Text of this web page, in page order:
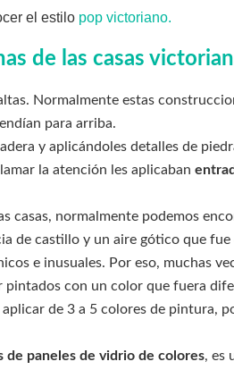
el estilo pop victoriano.
de las casas
Normalmente estas
para arriba.
y aplicándoles detalles de
la atención les aplicaban
casas, normalmente podemos
de castillo y un aire gótico que
e inusuales. Por eso, muchas
pintados con un color que fuera
de 3 a 5 colores de pintura,
de paneles de vidrio de colores, es